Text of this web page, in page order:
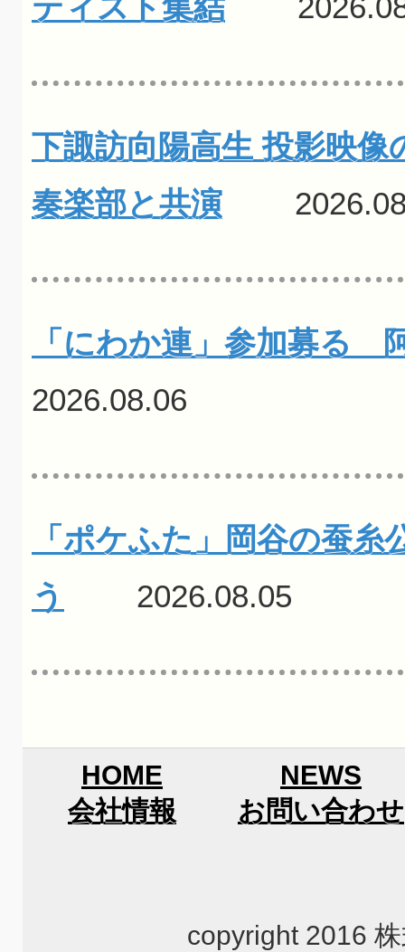
下諏訪向陽高生 投影映
奏楽部と共演
「にわか連」参加募る
2026.08.06
「ポケふた」岡谷の蚕
う
2026.08.05
HOME
NEWS
会社情報
お問い合わせ
copyright 2016